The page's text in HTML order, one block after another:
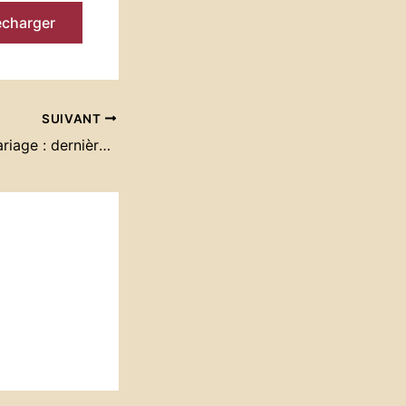
SUIVANT
Préparation au mariage : dernière session 2024-2025 le 12/02